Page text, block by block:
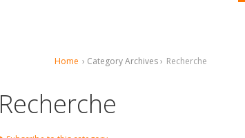
Home › Category Archives › Recherche
Recherche